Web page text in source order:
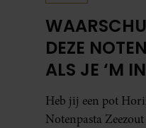
DEZE
ALS JE ‘M
Heb jij een pot
Notenpasta